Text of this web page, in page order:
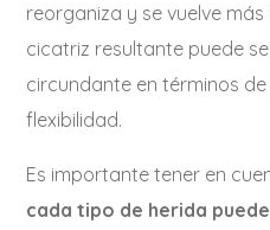
reorganiza y se vuelve
cicatriz resultante puede
circundante en términos
flexibilidad.
Es importante tener en
cada tipo de herida